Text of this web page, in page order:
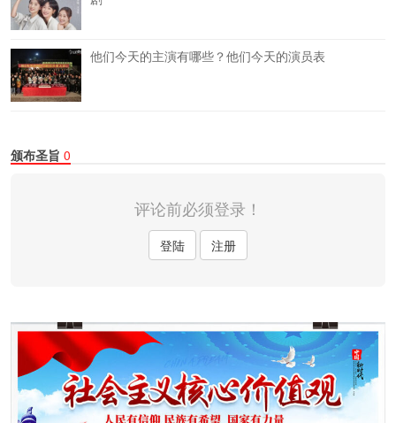
他们今天的主演有哪些？他们今天的演员表
颁布圣旨 0
评论前必须登录！
登陆 注册